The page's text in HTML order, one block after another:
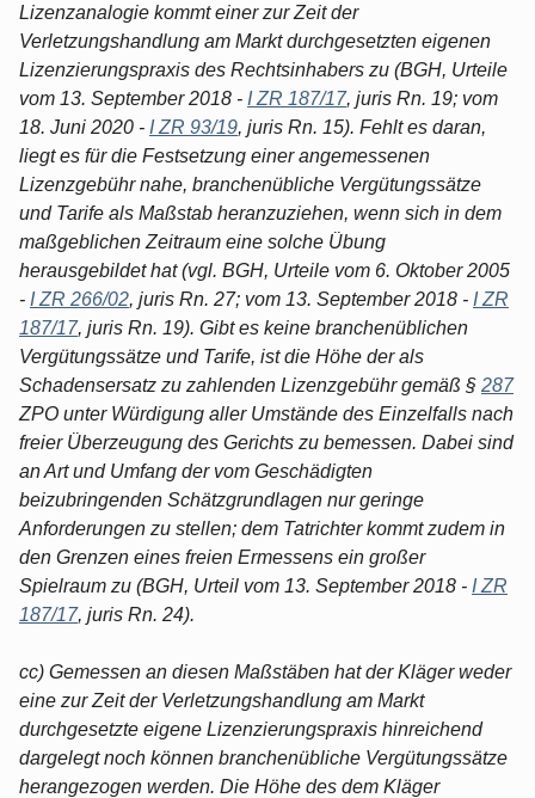
Lizenzanalogie kommt einer zur Zeit der
Verletzungshandlung am Markt durchgesetzten eigenen
Lizenzierungspraxis des Rechtsinhabers zu (BGH, Urteile
vom 13. September 2018 - I ZR 187/17, juris Rn. 19; vom
18. Juni 2020 - I ZR 93/19, juris Rn. 15). Fehlt es daran,
liegt es für die Festsetzung einer angemessenen
Lizenzgebühr nahe, branchenübliche Vergütungssätze
und Tarife als Maßstab heranzuziehen, wenn sich in dem
maßgeblichen Zeitraum eine solche Übung
herausgebildet hat (vgl. BGH, Urteile vom 6. Oktober 2005
- I ZR 266/02, juris Rn. 27; vom 13. September 2018 - I ZR
187/17, juris Rn. 19). Gibt es keine branchenüblichen
Vergütungssätze und Tarife, ist die Höhe der als
Schadensersatz zu zahlenden Lizenzgebühr gemäß § 287
ZPO unter Würdigung aller Umstände des Einzelfalls nach
freier Überzeugung des Gerichts zu bemessen. Dabei sind
an Art und Umfang der vom Geschädigten
beizubringenden Schätzgrundlagen nur geringe
Anforderungen zu stellen; dem Tatrichter kommt zudem in
den Grenzen eines freien Ermessens ein großer
Spielraum zu (BGH, Urteil vom 13. September 2018 - I ZR
187/17, juris Rn. 24).
cc) Gemessen an diesen Maßstäben hat der Kläger weder
eine zur Zeit der Verletzungshandlung am Markt
durchgesetzte eigene Lizenzierungspraxis hinreichend
dargelegt noch können branchenübliche Vergütungssätze
herangezogen werden. Die Höhe des dem Kläger